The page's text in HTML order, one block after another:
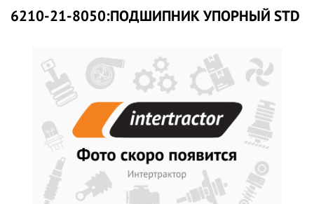
6210-21-8050:ПОДШИПНИК УПОРНЫЙ STD